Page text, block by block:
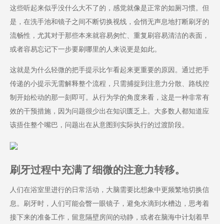
这些听起来似乎没什么大不了的，感觉就像是正常的如厕习惯。但
是，在洗手池和镜子之间不断切换视线，会悄无声息地打断刷牙的
流畅性，尤其对于那些本来就容易匆忙、重复刷容易清洁的表面，
或者容易忘记下一步要刷哪里的人来说更是如此。
这就是为什么轻微的把手提示比乍看起来更重要的原因。通过把手
传递的小提示无需解释整个流程，只需捕捉到注意力分散、路线控
制开始松动的那一刻即可。从行为学的角度来看，这是一种非常有
效的干预措施，因为问题很少出在知识匮乏上。大多数人都知道应
该捂住整个嘴巴，问题出在从意图到实际执行的过渡阶段。
刷牙过程中充满了细微的注意力转移。
人们在浴室里进行的日常活动，大脑需要比想象中更频繁地切换信
息。刷牙时，人们可能会瞥一眼镜子，避免水滴到水槽边，思考着
接下来的准备工作，留意隔壁房间的动静，或者在脑海中计划着早